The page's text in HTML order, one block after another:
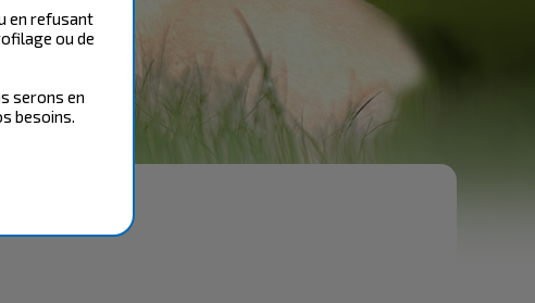
en refusant
ou de
serons en
besoins.